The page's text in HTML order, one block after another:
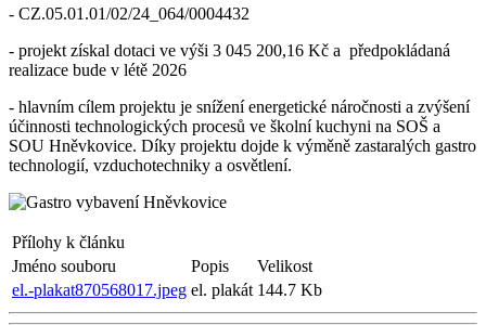
- CZ.05.01.01/02/24_064/0004432
- projekt získal dotaci ve výši 3 045 200,16 Kč a předpokládaná
realizace bude v létě 2026
- hlavním cílem projektu je snížení energetické náročnosti a zvýšení
účinnosti technologických procesů ve školní kuchyni na SOŠ a
SOU Hněvkovice. Díky projektu dojde k výměně zastaralých gastro
technologií, vzduchotechniky a osvětlení.
Přílohy k článku
Jméno souboru
Popis
Velikost
el.-plakat870568017.jpeg el. plakát 144.7 Kb